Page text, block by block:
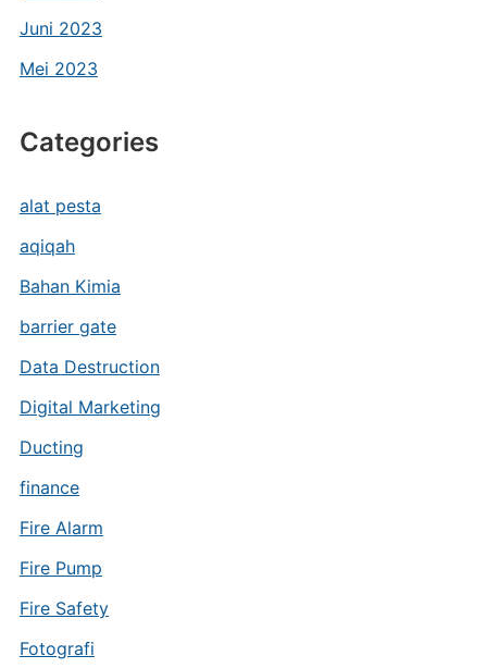
Juni 2023
Mei 2023
Categories
alat pesta
aqiqah
Bahan Kimia
barrier gate
Data Destruction
Digital Marketing
Ducting
finance
Fire Alarm
Fire Pump
Fire Safety
Fotografi